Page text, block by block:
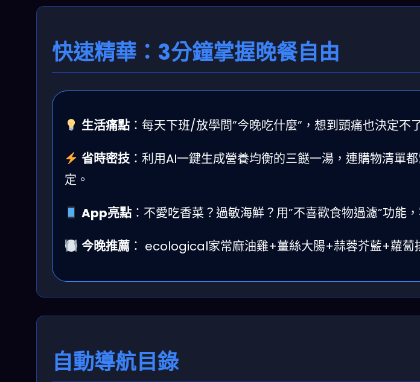
快速精華：3分鐘掌握晚餐自由
生活痛點：每天下班/放學問”今晚吃什麼”，想到頭痛也決定不
省時密技：利用AI一鍵生成營養均衡的三餸一湯，連購物清單
定。
App亮點：不愛吃香菜？過敏海鮮？用”不喜歡食物過濾”功能
今晚推薦： ecological家常麻油雞+薑絲大腸+蒜蓉芥藍+蘿蔔
自動導航目錄